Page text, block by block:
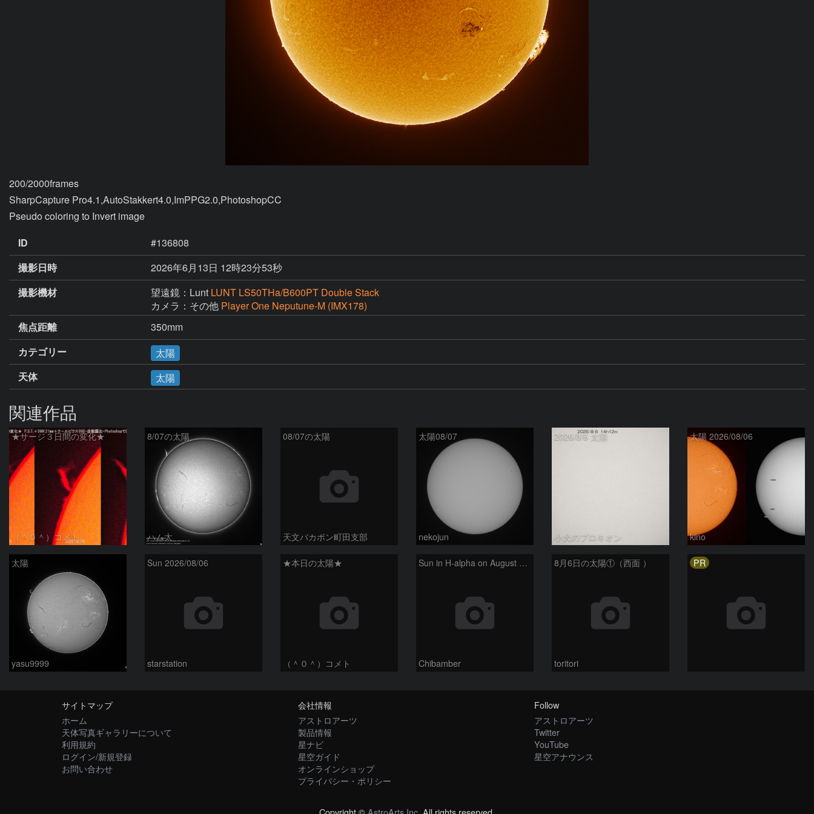
200/2000frames
SharpCapture Pro4.1,AutoStakkert4.0,ImPPG2.0,PhotoshopCC
ID
#136808
撮影日時
2026年6月13日 12時23分53秒
撮影機材
望遠鏡：Lunt LUNT LS50THa/B600PT Double Stack
カメラ：その他 Player One Neputune-M (IMX178)
焦点距離
350mm
カテゴリー
太陽
天体
太陽
関連作品
★サージ３日間の変化★
（＾０＾）コメト
8/07の太陽
ハム太
08/07の太陽
天文バカボン町田支部
太陽08/07
nekojun
2026/8/6 太陽
小犬のプロキオン
太陽 2026/08/06
kino
太陽
yasu9999
Sun 2026/08/06
starstation
★本日の太陽★
（＾０＾）コメト
Sun in H-alpha on August 6, 2026
Chibamber
8月6日の太陽①（西面 ）
toritori
PR
サイトマップ
ホーム
天体写真ギャラリーについて
利用規約
ログイン/新規登録
お問い合わせ
会社情報
アストロアーツ
製品情報
星ナビ
星空ガイド
オンラインショップ
プライバシー・ポリシー
Follow
アストロアーツ
Twitter
YouTube
星空アナウンス